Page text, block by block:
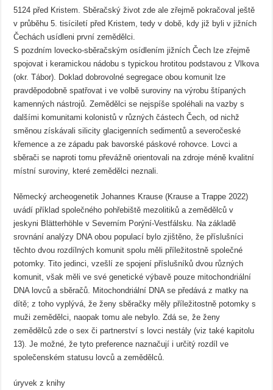
5124 před Kristem. Sběračský život zde ale zřejmě pokračoval ještě
v průběhu 5. tisíciletí před Kristem, tedy v době, kdy již byli v jižních
Čechách usídleni první zemědělci.
S pozdním lovecko-sběračským osídlením jižních Čech lze zřejmě
spojovat i keramickou nádobu s typickou hrotitou podstavou z Vlkova
(okr. Tábor). Doklad dobrovolné segregace obou komunit lze
pravděpodobně spatřovat i ve volbě suroviny na výrobu štípaných
kamenných nástrojů. Zemědělci se nejspíše spoléhali na vazby s
dalšími komunitami kolonistů v různých částech Čech, od nichž
směnou získávali silicity glacigenních sedimentů a severočeské
křemence a ze západu pak bavorské páskové rohovce. Lovci a
sběrači se naproti tomu převážně orientovali na zdroje méně kvalitní
místní suroviny, které zemědělci neznali.
Německý archeogenetik Johannes Krause (Krause a Trappe 2022)
uvádí příklad společného pohřebiště mezolitiků a zemědělců v
jeskyni Blätterhöhle v Severním Porýní-Vestfálsku. Na základě
srovnání analýzy DNA obou populací bylo zjištěno, že příslušníci
těchto dvou rozdílných komunit spolu měli příležitostně společné
potomky. Tito jedinci, vzešlí ze spojení příslušníků dvou různých
komunit, však měli ve své genetické výbavě pouze mitochondriální
DNA lovců a sběračů. Mitochondriální DNA se předává z matky na
dítě; z toho vyplývá, že ženy sběračky měly příležitostně potomky s
muži zemědělci, naopak tomu ale nebylo. Zdá se, že ženy
zemědělců zde o sex či partnerství s lovci nestály (viz také kapitolu
13). Je možné, že tyto preference naznačují i určitý rozdíl ve
společenském statusu lovců a zemědělců.
úryvek z knihy